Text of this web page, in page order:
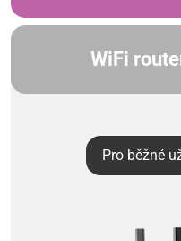
WiFi
Pro běžné